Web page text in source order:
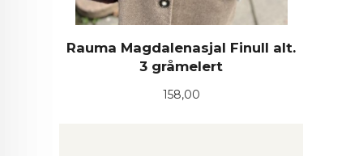
Rauma Magdalenasjal Finull alt.
3 gråmelert
Pris
158,00